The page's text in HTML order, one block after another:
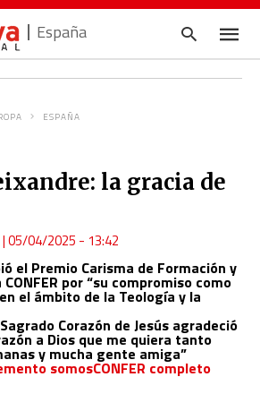
España
y
ESPAÑA
la gracia de
|05/04/2025 - 13:42
el Premio Carisma de Formación y
por “su compromiso como
el ámbito de la Teología y la
Corazón de Jesús agradeció
a Dios que me quiera tanto
y mucha gente amiga”
somosCONFER completo